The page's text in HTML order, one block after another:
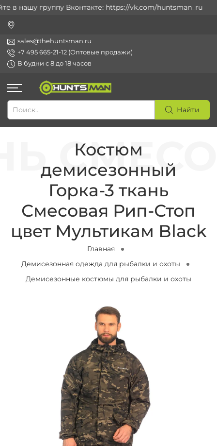
в нашу группу Вконтакте: https://vk.com/huntsman_ru
sales@thehuntsman.ru
+7 495 665-21-12 (Оптовые продажи)
В будни с 8 до 18 часов
Найти
Костюм
демисезонный
Горка-3 ткань
Смесовая Рип-Стоп
цвет Мультикам Black
Главная
Демисезонная одежда для рыбалки и охоты
Демисезонные костюмы для рыбалки и охоты